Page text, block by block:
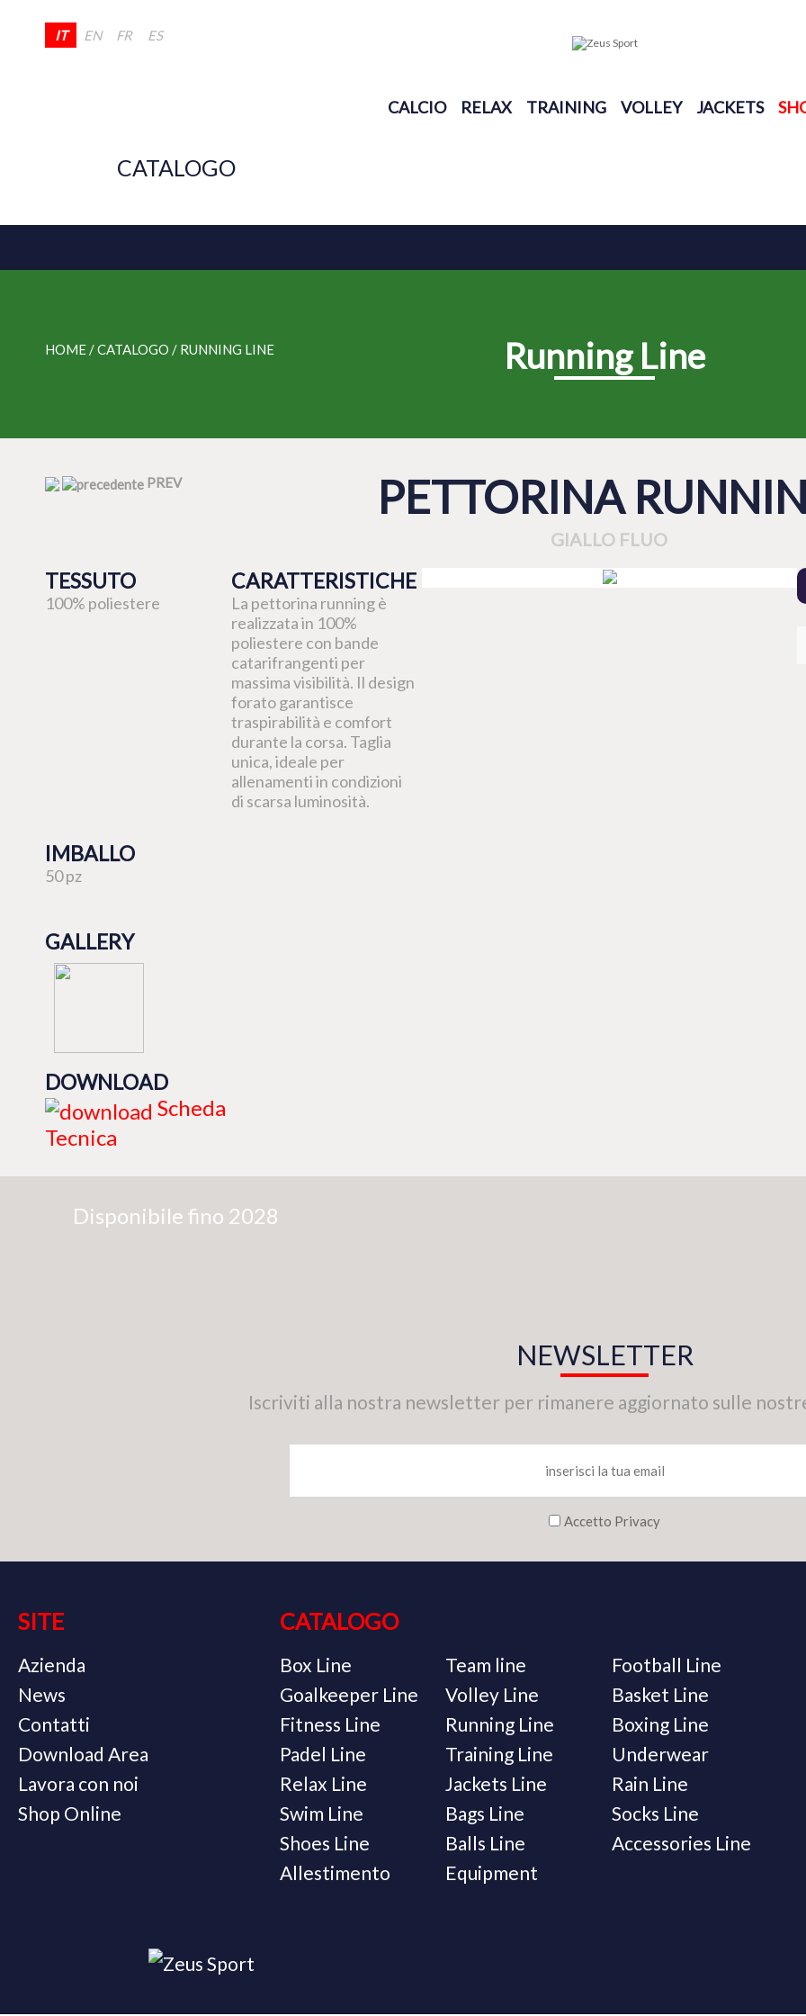
CALCIO RELAX TRAINING VOLLEY JACKETS
IT EN FR ES
CATALOGO
HOME / CATALOGO / RUNNING LINE Running Line
PREV PETTORINA
GIALLO FLUO
TESSUTO
100% poliestere
CARATTERISTICHE
La pettorina running è
realizzata in 100%
poliestere con bande
catarifrangenti per
massima visibilità. Il design
forato garantisce
traspirabilità e comfort
durante la corsa. Taglia
unica, ideale per
allenamenti in condizioni
di scarsa luminosità.
IMBALLO
50 pz
GALLERY
DOWNLOAD
Scheda
Tecnica
Disponibile fino 2028
NEWSLETTER
Iscriviti alla nostra newsletter per rimanere aggiornato sulle
Accetto Privacy
SITE
Azienda
News
Contatti
Download Area
Lavora con noi
Shop Online
CATALOGO
Box Line Team line
Football Line
Goalkeeper Line
Volley Line
Basket Line
Fitness Line
Running Line
Boxing Line
Padel Line
Training Line
Underwear
Relax Line
Jackets Line
Rain Line
Swim Line
Bags Line
Socks Line
Shoes Line
Balls Line
Accessories Line
Allestimento
Equipment